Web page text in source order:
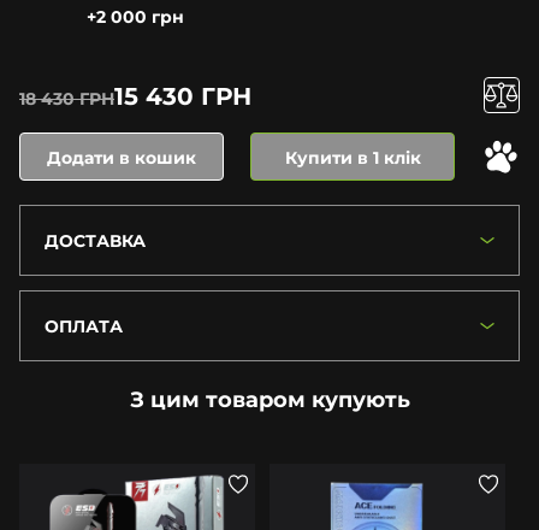
+2 000 грн
18 430 ГРН15 430 ГРН
Додати в кошик Купити в 1 клік
ДОСТАВКА
ОПЛАТА
З цим товаром купують